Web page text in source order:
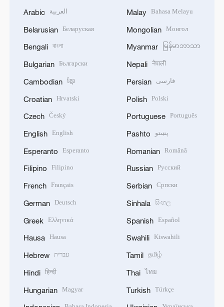
Arabic العربية
Belarusian Беларуская
Bengali বাংলা
Bulgarian Български
Cambodian ខ្មែរ
Croatian Hrvatski
Czech Český
English English
Esperanto Esperanto
Filipino Filipino
French Français
German Deutsch
Greek Ελληνικά
Hausa Hausa
Hebrew עברית
Hindi हिन्दी
Hungarian Magyar
Malay Bahasa Melayu
Mongolian Монгол
Myanmar မြန်မာဘာသာ
Nepali नेपाली
Persian فارسی
Polish Polski
Portuguese Português
Pashto پښتو
Romanian Română
Russian Русский
Serbian Српски
Sinhala සිංහල
Spanish Español
Swahili Kiswahili
Tamil தமிழ்
Thai ไทย
Turkish Türkçe